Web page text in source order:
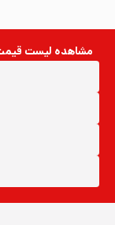
مشاهده لیست